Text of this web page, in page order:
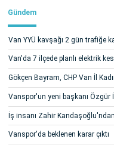
Gündem
Van YYÜ kavşağı 2 gün trafiğe
Van'da 7 ilçede planlı elektrik
Gökçen Bayram, CHP Van İl
Vanspor'un yeni başkanı Özgür
İş insanı Zahir
Vanspor'da beklenen karar çıktı